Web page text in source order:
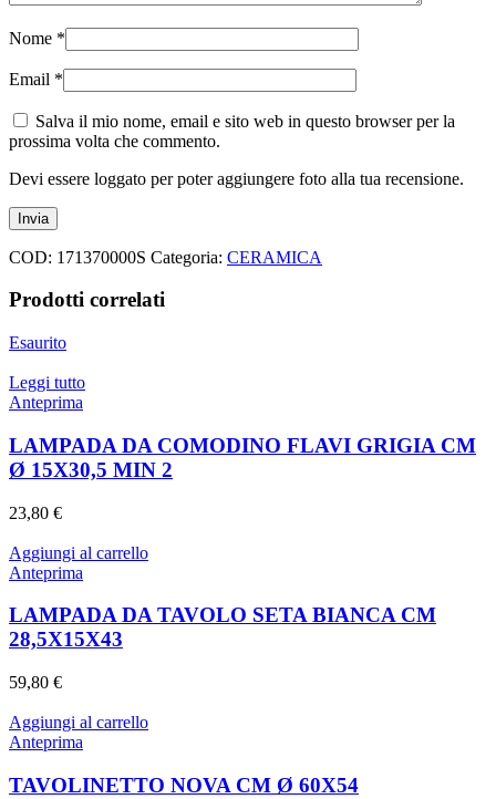
Nome *
Email *
Salva il mio nome, email e sito web in questo browser per la
prossima volta che commento.
Devi essere loggato per poter aggiungere foto alla tua recensione.
COD: 171370000S Categoria: CERAMICA
Prodotti correlati
Esaurito
Leggi tutto
Anteprima
LAMPADA DA COMODINO FLAVI GRIGIA CM
Ø 15X30,5 MIN 2
23,80 €
Aggiungi al carrello
Anteprima
LAMPADA DA TAVOLO SETA BIANCA CM
28,5X15X43
59,80 €
Aggiungi al carrello
Anteprima
TAVOLINETTO NOVA CM Ø 60X54